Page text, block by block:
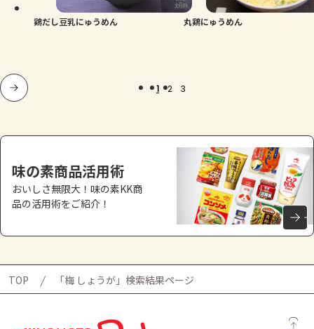
鶏だし豆乳にゅうめん 丸鶏にゅうめん
1 2 3
味の素商品活用術
おいしさ無限大！味の素KK商
品の活用術をご紹介！
TOP 「梅 しょうが」検索結果ページ